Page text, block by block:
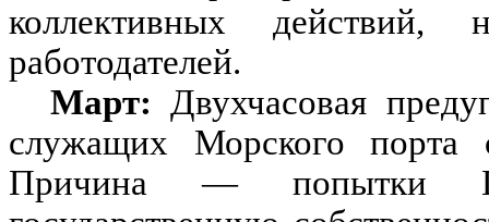
коллективных
работодателей.
Март: Двухчасовая
служащих Морского порта
Причина — попытки